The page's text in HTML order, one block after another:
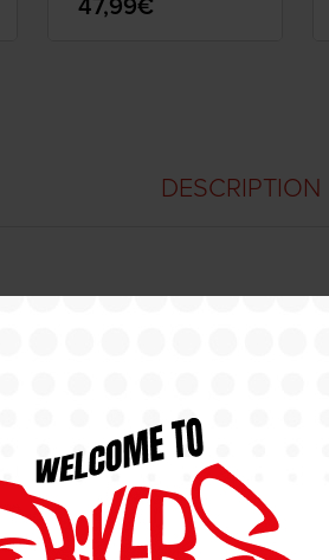
DESCRIPTION
780.G Black